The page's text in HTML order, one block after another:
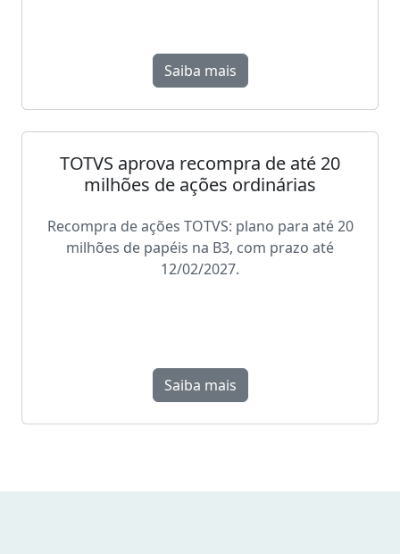
Saiba mais
TOTVS aprova recompra de até 20
milhões de ações ordinárias
Recompra de ações TOTVS: plano para até 20
milhões de papéis na B3, com prazo até
12/02/2027.
Saiba mais